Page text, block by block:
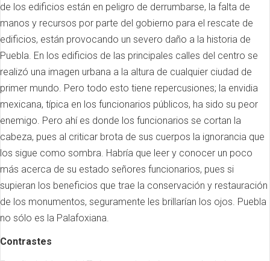
de los edificios están en peligro de derrumbarse, la falta de
manos y recursos por parte del gobierno para el rescate de
edificios, están provocando un severo daño a la historia de
Puebla. En los edificios de las principales calles del centro se
realizó una imagen urbana a la altura de cualquier ciudad de
primer mundo. Pero todo esto tiene repercusiones; la envidia
mexicana, típica en los funcionarios públicos, ha sido su peor
enemigo. Pero ahí es donde los funcionarios se cortan la
cabeza, pues al criticar brota de sus cuerpos la ignorancia que
los sigue como sombra. Habría que leer y conocer un poco
más acerca de su estado señores funcionarios, pues si
supieran los beneficios que trae la conservación y restauración
de los monumentos, seguramente les brillarían los ojos. Puebla
no sólo es la Palafoxiana.
Contrastes